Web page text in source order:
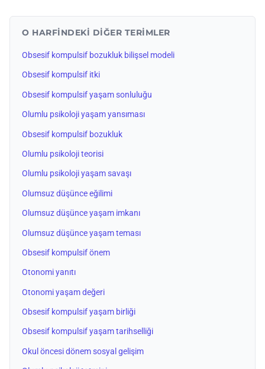
O HARFINDEKI DIĞER TERIMLER
Obsesif kompulsif bozukluk bilişsel modeli
Obsesif kompulsif itki
Obsesif kompulsif yaşam sonluluğu
Olumlu psikoloji yaşam yansıması
Obsesif kompulsif bozukluk
Olumlu psikoloji teorisi
Olumlu psikoloji yaşam savaşı
Olumsuz düşünce eğilimi
Olumsuz düşünce yaşam imkanı
Olumsuz düşünce yaşam teması
Obsesif kompulsif önem
Otonomi yanıtı
Otonomi yaşam değeri
Obsesif kompulsif yaşam birliği
Obsesif kompulsif yaşam tarihselliği
Okul öncesi dönem sosyal gelişim